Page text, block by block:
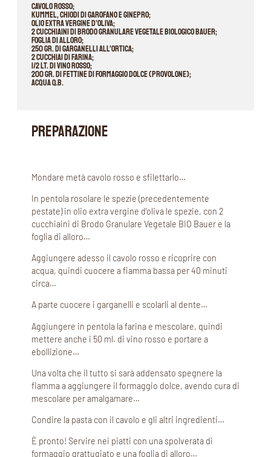
Cavolo rosso;
Kummel, chiodi di garofano e ginepro;
Olio extra vergine d’oliva;
2 cucchiaini di Brodo Granulare Vegetale Biologico Bauer;
Foglia di alloro;
250 gr. di garganelli all’ortica;
2 cucchiai di farina;
1/2 lt. di vino rosso;
200 gr. di fettine di formaggio dolce (provolone);
Acqua q.b.
PREPARAZIONE
Mondare metà cavolo rosso e sfilettarlo…
In pentola rosolare le spezie (precedentemente
pestate) in olio extra vergine d’oliva le spezie, con 2
cucchiaini di Brodo Granulare Vegetale BIO Bauer e la
foglia di alloro…
Aggiungere adesso il cavolo rosso e ricoprire con
acqua, quindi cuocere a fiamma bassa per 40 minuti
circa…
A parte cuocere i garganelli e scolarli al dente…
Aggiungere in pentola la farina e mescolare, quindi
mettere anche i 50 ml. di vino rosso e portare a
ebollizione…
Una volta che il tutto si sarà addensato spegnere la
fiamma a aggiungere il formaggio dolce, avendo cura di
mescolare per amalgamare…
Condire la pasta con il cavolo e gli altri ingredienti…
È pronto! Servire nei piatti con una spolverata di
formaggio grattugiato e una foglia di alloro…